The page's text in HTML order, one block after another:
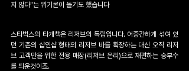
지 않다"는 위기론이 돌기도 했습니다
스타벅스의 타개책은 리저브의 독립입니다. 어중간하게 섞여 있
던 기존의 샵인샵 형태의 리저브 바를 확장하는 대신 오직 리저
브 고객만을 위한 전용 매장(리저브 온리)으로 재편하는 승부수
를 띄운것이죠.